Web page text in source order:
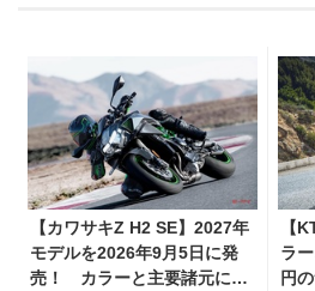
【カワサキZ H2 SE】2027年
モデルを2026年9月5日に発
売！ カラーと主要諸元に変
【
ラ
円